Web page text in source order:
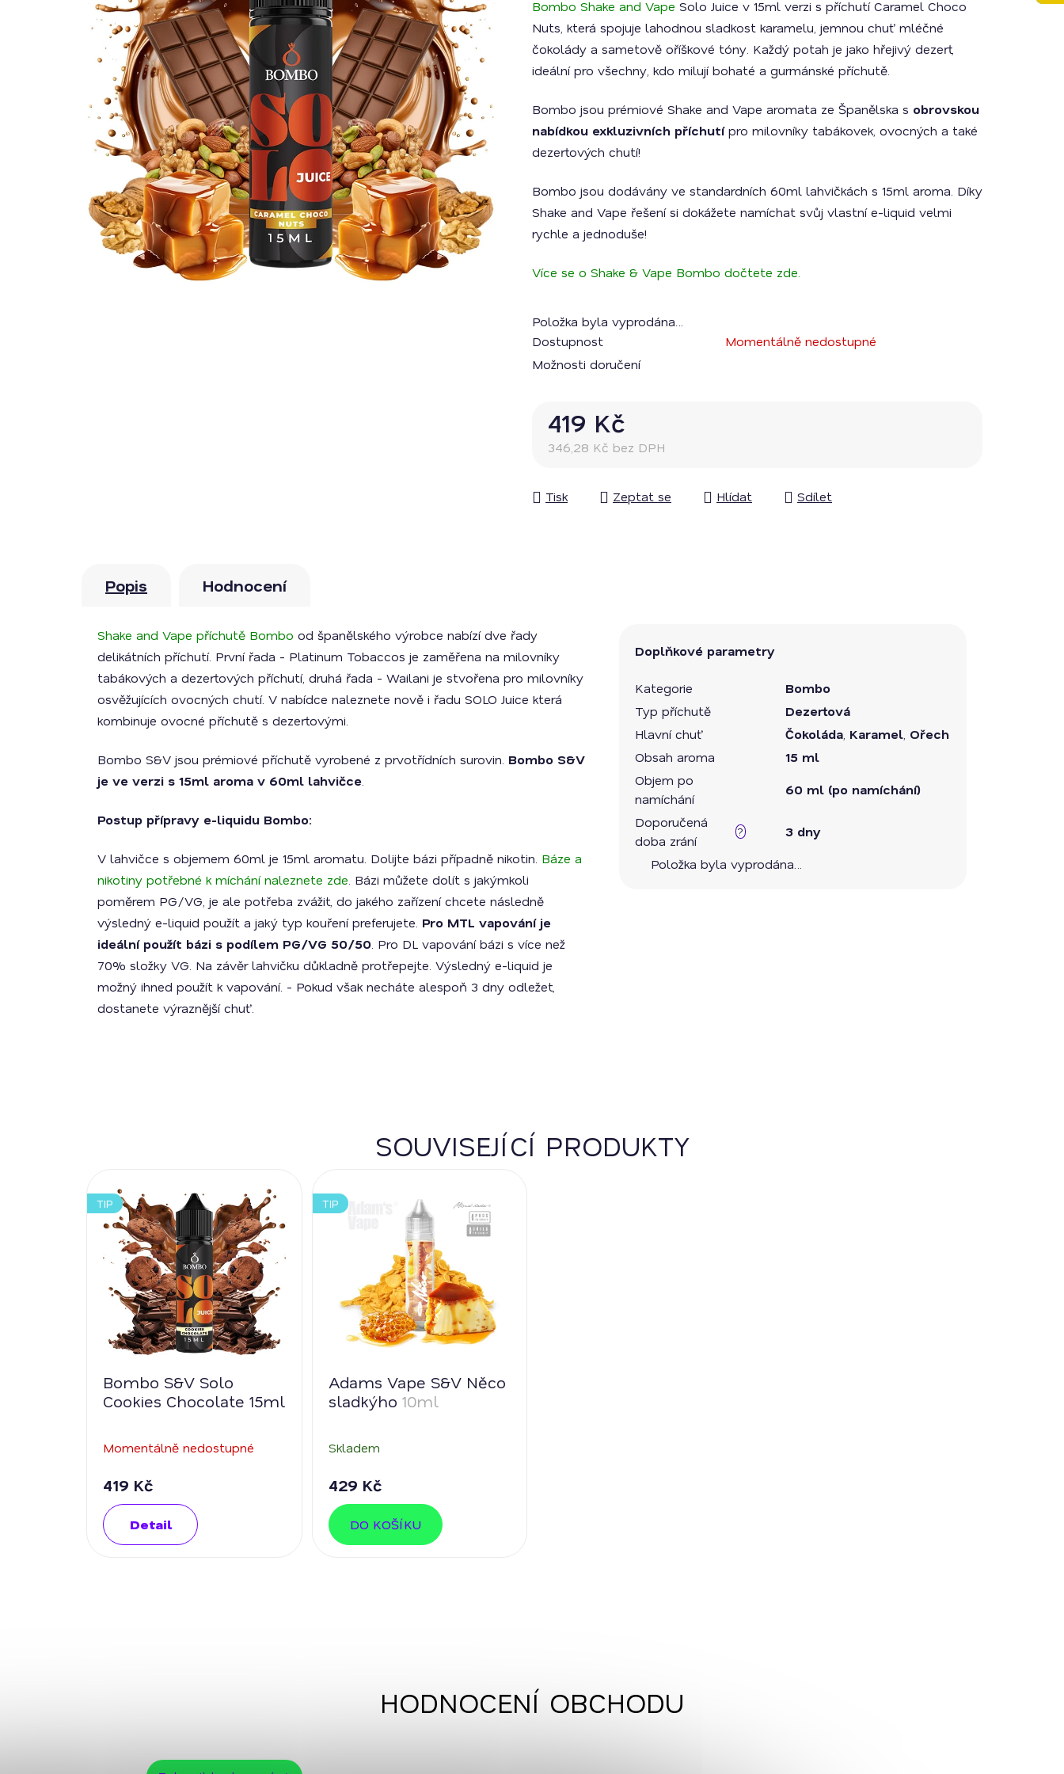
je
z
5
hvězdiček.
Bombo Shake and Vape Solo Juice v 15ml verzi s příchutí Caramel Choco
Nuts, která spojuje lahodnou sladkost karamelu, jemnou chuť mléčné
čokolády a sametově oříškové tóny. Každý potah je jako hřejivý dezert,
ideální pro všechny, kdo milují bohaté a gurmánské příchutě.
Bombo jsou prémiové Shake and Vape aromata ze Španělska s obrovskou
nabídkou exkluzivních příchutípro milovníky tabákovek, ovocných a také
dezertových chutí!
Bombo jsou dodávány ve standardních 60ml lahvičkách s 15ml aroma. Díky
Shake and Vape řešení si dokážete namíchat svůj vlastní e-liquid velmi
rychle a jednoduše!
Více se o Shake & Vape Bombo dočtete zde.
Položka byla vyprodána…
Dostupnost
Momentálně nedostupné
Možnosti doručení
419 Kč
346,28 Kč bez DPH
Tisk
Zeptat se Hlídat Sdílet
Popis Hodnocení
Shake and Vape příchutě Bombo od španělského výrobce nabízí dve řady
delikátních příchutí. První řada - Platinum Tobaccos je zaměřena na milovníky
tabákových a dezertových příchutí, druhá řada - Wailani je stvořena pro milovníky
osvěžujících ovocných chutí. V nabídce naleznete nově i řadu SOLO Juice která
kombinuje ovocné příchutě s dezertovými.
Bombo S&V jsou prémiové příchutě vyrobené z prvotřídních surovin. Bombo S&V
je ve verzi s 15ml aroma v 60ml lahvičce
Postup přípravy e-liquidu Bombo:
V lahvičce s objemem 60ml je 15ml aromatu. Dolijte bázi případně nikotin. Báze a
nikotiny potřebné k míchání naleznete zde Bázi můžete dolít s jakýmkoli
poměrem PG/VG, je ale potřeba zvážit, do jakého zařízení chcete následně
výsledný e-liquid použít a jaký typ kouření preferujete. Pro MTL vapování je
ideální použít bázi s podílem PG/VG 50/50 . Pro DL vapování bázi s více než
70% složky VG. Na závěr lahvičku důkladně protřepejte. Výsledný e-liquid je
možný ihned použít k vapování. - Pokud však necháte alespoň 3 dny odležet,
dostanete výraznější chuť.
Doplňkové parametry
Kategorie
Bombo
Typ příchutě
Dezertová
Hlavní chuť
Čokoláda, Karamel, Ořech
Obsah aroma
15 ml
Objem po
namíchání
60 ml (po namíchání)
?
Doporučená
doba zrání
3 dny
Položka byla vyprodána…
SOUVISEJÍCÍ PRODUKTY
TIP
Bombo S&V Solo
Cookies Chocolate 15ml
Momentálně nedostupné
419 Kč
Detail
TIP
Adams Vape S&V Něco
sladkýho 10ml
Skladem
429 Kč
DO KOŠÍKU
HODNOCENÍ OBCHODU